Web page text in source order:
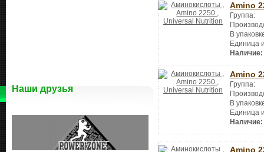
Наши друзья
Amino
Группа:
В
Единица
Наличие:
Amino
Группа:
В
Единица
Наличие:
Amino